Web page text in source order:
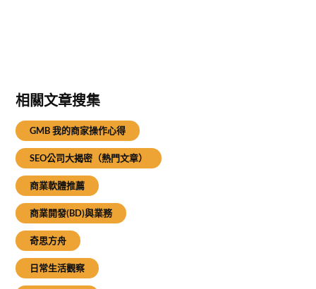
相關文章搜集
GMB 我的商家操作心得
SEO公司大揭密（熱門文章）
商業軟體推薦
商業開發(BD)與業務
奇思方舟
日常生活觀察